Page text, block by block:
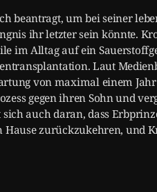
beantragt, um bei seiner
ihr letzter sein könnte.
im Alltag auf ein
Laut
von maximal einem
gegen ihren Sohn und
sich auch daran, dass
zurückzukehren, und